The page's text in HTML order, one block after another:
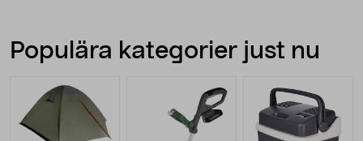
Populära kategorier just nu